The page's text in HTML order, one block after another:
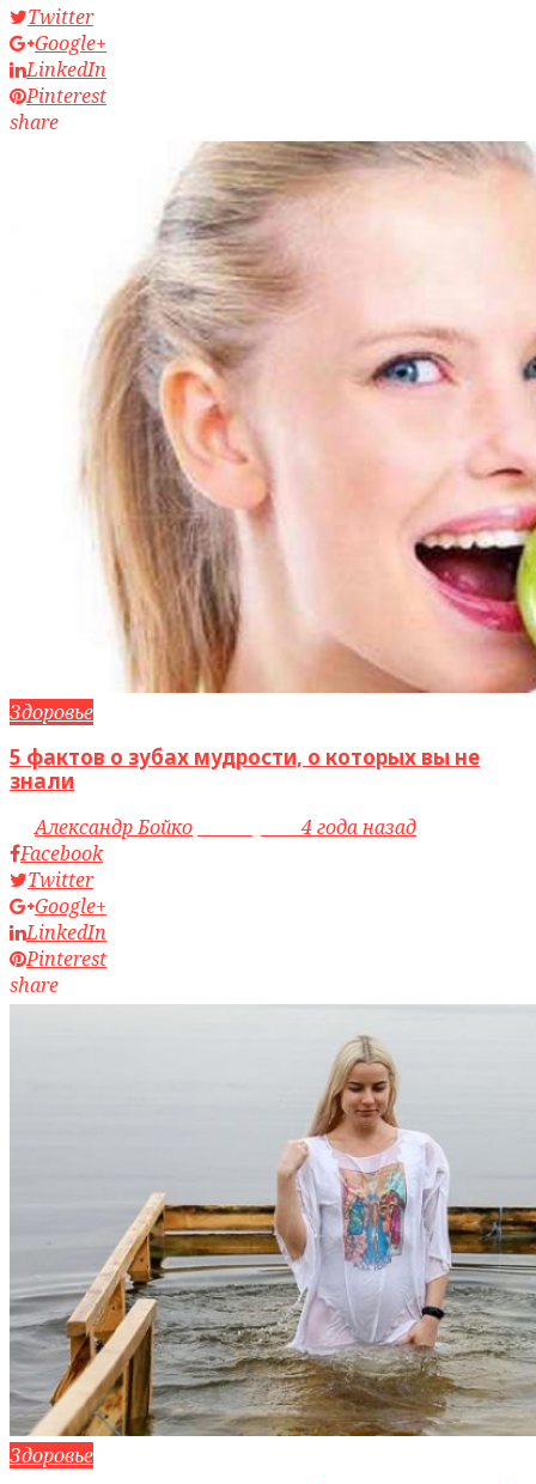
Twitter
Google+
LinkedIn
Pinterest
share
Здоровье
5 фактов о зубах мудрости, о которых вы не
знали
byАлександр Бойко
4 года назад
Facebook
Twitter
Google+
LinkedIn
Pinterest
share
Здоровье